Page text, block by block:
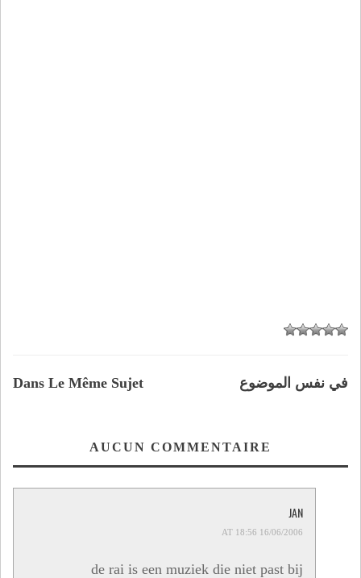
Dans Le Même Sujet في نفس الموضوع
AUCUN COMMENTAIRE
JAN
16/06/2006 AT 18:56
de rai is een muziek die niet past bij